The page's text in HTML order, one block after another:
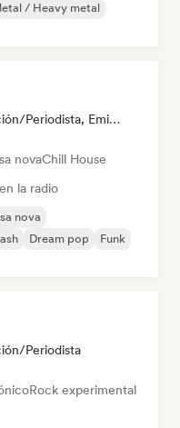
/ Heavy metal
Medios De Comunicación/Periodista, Emisoras De Radio
novaChill House
la radio
nova
Dream pop
Funk
Periodista
Rock experimental